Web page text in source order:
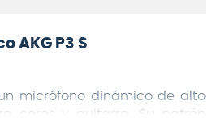
AKG P3 S
micrófono dinámico de alto
coros y guitarra. Su patrón